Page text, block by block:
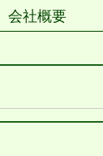
会社概要